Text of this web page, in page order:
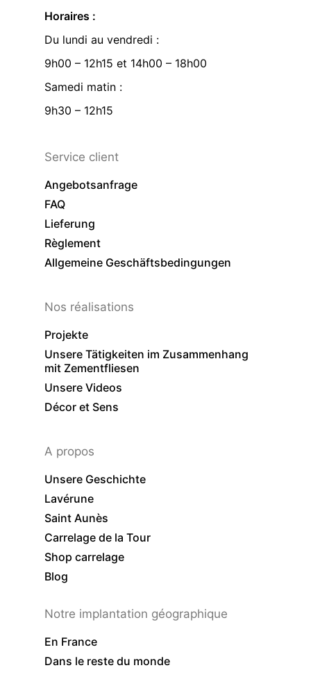
Horaires :
Du lundi au vendredi :
9h00 – 12h15 et 14h00 – 18h00
Samedi matin :
9h30 – 12h15
Service client
Angebotsanfrage
FAQ
Lieferung
Règlement
Allgemeine Geschäftsbedingungen
Nos réalisations
Projekte
Unsere Tätigkeiten im Zusammenhang
mit Zementfliesen
Unsere Videos
Décor et Sens
A propos
Unsere Geschichte
Lavérune
Saint Aunès
Carrelage de la Tour
Shop carrelage
Blog
Notre implantation géographique
En France
Dans le reste du monde